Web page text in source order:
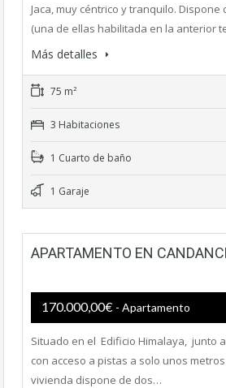
Jaca, muy céntrico y tranquilo. Dispone
(una de ellas habilitada en la anterior
Más detalles
75 m²
3 Habitaciones
1 Cuarto de baño
1 Garaje
APARTAMENTO EN
170.000,00€ - Apartamento
Situado en el Edificio Himalaya, junto
con acceso a pistas a solo unos
vivienda dispone de dos…